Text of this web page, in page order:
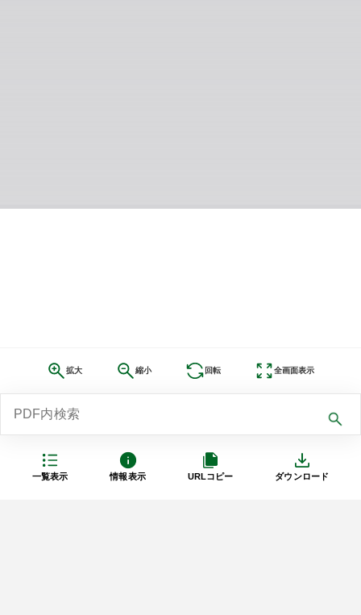
一覧表示 情報表示 URLコピー ダウンロード
拡大 縮小 回転 全画面表示